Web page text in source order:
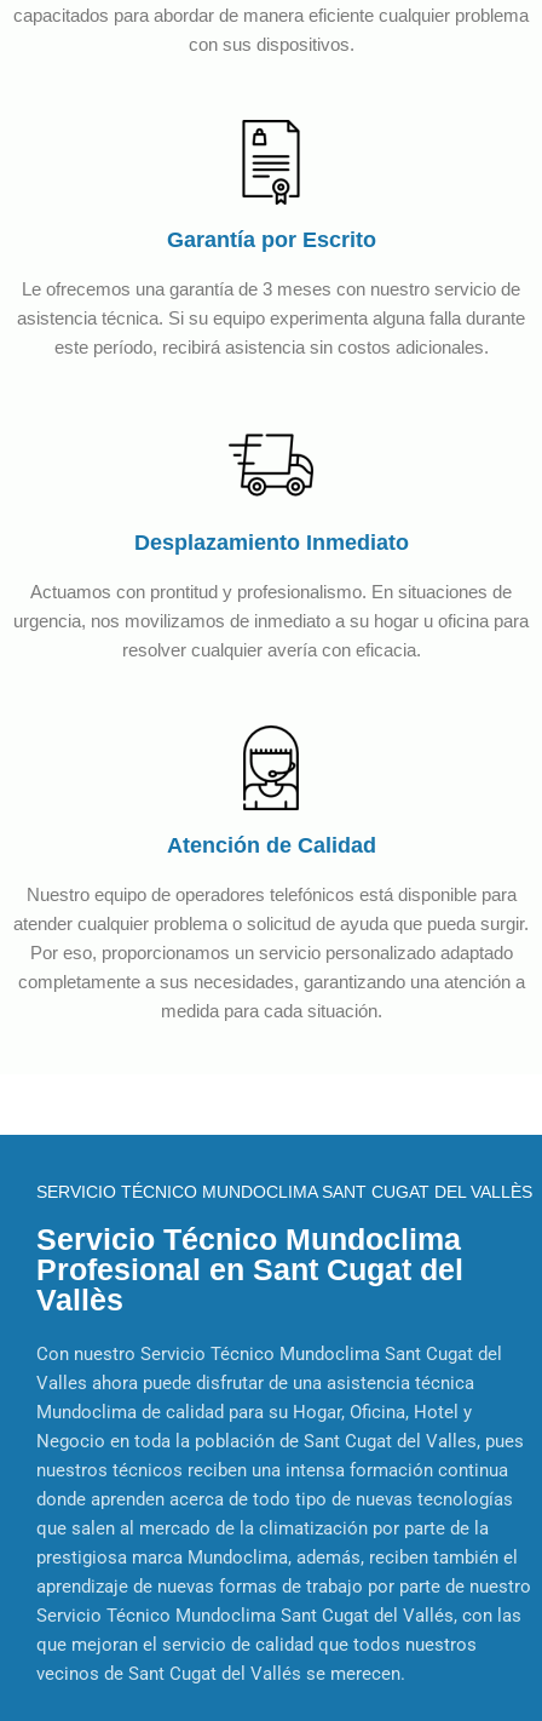
capacitados para abordar de manera eficiente cualquier problema
con sus dispositivos.
Garantía por Escrito
Le ofrecemos una garantía de 3 meses con nuestro servicio de
asistencia técnica. Si su equipo experimenta alguna falla durante
este período, recibirá asistencia sin costos adicionales.
Desplazamiento Inmediato
Actuamos con prontitud y profesionalismo. En situaciones de
urgencia, nos movilizamos de inmediato a su hogar u oficina para
resolver cualquier avería con eficacia.
Atención de Calidad
Nuestro equipo de operadores telefónicos está disponible para
atender cualquier problema o solicitud de ayuda que pueda surgir.
Por eso, proporcionamos un servicio personalizado adaptado
completamente a sus necesidades, garantizando una atención a
medida para cada situación.
SERVICIO TÉCNICO MUNDOCLIMA SANT CUGAT DEL VALLÈS
Servicio Técnico Mundoclima
Profesional en Sant Cugat del
Vallès
Con nuestro Servicio Técnico Mundoclima Sant Cugat del
Valles ahora puede disfrutar de una asistencia técnica
Mundoclima de calidad para su Hogar, Oficina, Hotel y
Negocio en toda la población de Sant Cugat del Valles, pues
nuestros técnicos reciben una intensa formación continua
donde aprenden acerca de todo tipo de nuevas tecnologías
que salen al mercado de la climatización por parte de la
prestigiosa marca Mundoclima, además, reciben también el
aprendizaje de nuevas formas de trabajo por parte de nuestro
Servicio Técnico Mundoclima Sant Cugat del Vallés, con las
que mejoran el servicio de calidad que todos nuestros
vecinos de Sant Cugat del Vallés se merecen.